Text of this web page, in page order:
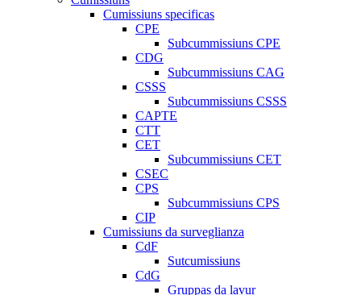
Cumissiuns specificas
CPE
Subcummissiuns CPE
CDG
Subcummissiuns CAG
CSSS
Subcummissiuns CSSS
CAPTE
CTT
CET
Subcummissiuns CET
CSEC
CPS
Subcummissiuns CPS
CIP
Cumissiuns da surveglianza
CdF
Sutcumissiuns
CdG
Gruppas da lavur